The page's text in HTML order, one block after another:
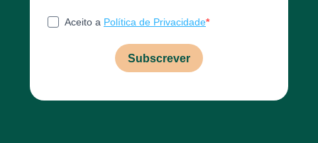
Aceito a Política de Privacidade
Subscrever